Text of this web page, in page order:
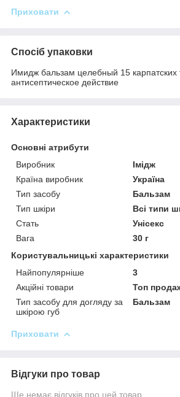
Приховати
Спосіб упаковки
Имидж бальзам целебный 15
антисептическое действие
Характеристики
Основні атрибути
Виробник
Імідж
Країна виробник
Україна
Тип засобу
Бальзам
Тип шкіри
Всі типи
Стать
Унісекс
Вага
30 г
Користувальницькі характеристики
Найпопулярніше
3
Акційні товари
Топ
Тип засобу для догляду за
шкірою губ
Бальзам
Приховати
Відгуки про товар
Ще немає відгуків про цей товар